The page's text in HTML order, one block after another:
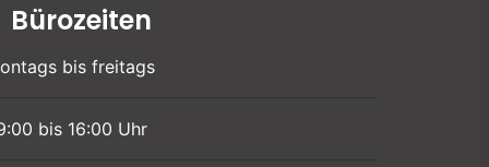
Bürozeiten
bis freitags
bis 16:00 Uhr